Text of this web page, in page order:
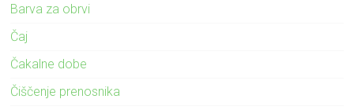
Barva za obrvi
Čaj
Čakalne dobe
Čiščenje prenosnika